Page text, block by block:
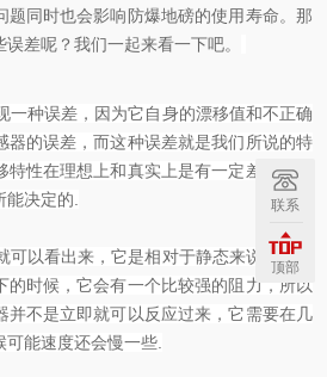
题同时也会影响防爆地磅的使用寿命。那
差呢？我们一起来看一下吧。
一种误差，因为它自身的漂移值和不正确
器的误差，而这种误差就是我们所说的特
性在理想上和真实上是有一定差别的，
能决定的
可以看出来，它是相对于静态来说的，防
的时候，它会有一个比较强的阻力，所以
并不是立即就可以反应过来，它需要在几
可能速度还会慢一些
联系
顶部